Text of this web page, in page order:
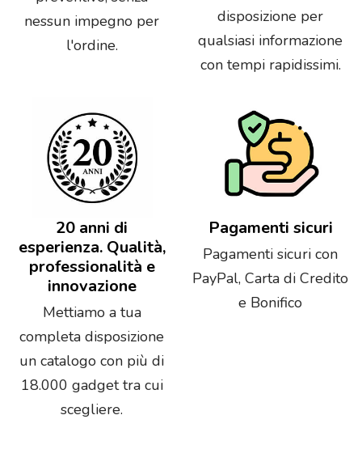
nessun impegno per
l'ordine.
disposizione per
qualsiasi informazione
con tempi rapidissimi.
20 anni di
esperienza. Qualità,
professionalità e
innovazione
Mettiamo a tua
completa disposizione
un catalogo con più di
18.000 gadget tra cui
scegliere.
Pagamenti sicuri
Pagamenti sicuri con
PayPal, Carta di Credito
e Bonifico